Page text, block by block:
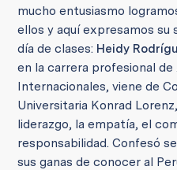
mucho entusiasmo
ellos y aquí expresamos
día de clases: Heidy
en la carrera profesional
Internacionales, viene de
Universitaria Konrad
liderazgo, la empatía, el
responsabilidad. Confesó
sus ganas de conocer al